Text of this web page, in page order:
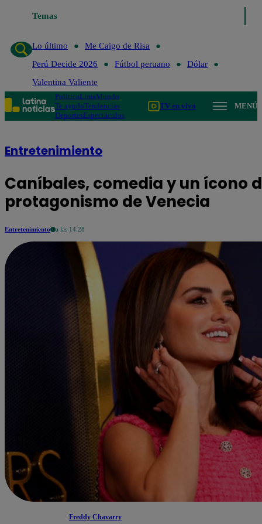
Temas
Lo último
Me Caigo de Risa
Perú Decide 2026
Fútbol peruano
Dólar
Valentina Valiente
PolíticaLimaMundo
Te ayudoTendencias
DeportesEspectáculos
TV en vivo MENÚ
Entretenimiento
Caníbales, comedia y un ícono
protagonismo de Venecia
Entretenimiento a las 14:28
Freddy Chavarry